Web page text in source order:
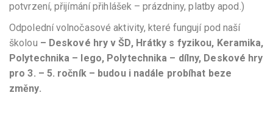
potvrzení, přijímání přihlášek – prázdniny, platby apod.)
Odpolední volnočasové aktivity, které fungují pod naší
školou – Deskové hry v ŠD, Hrátky s fyzikou, Keramika,
Polytechnika – lego, Polytechnika – dílny, Deskové hry
pro 3. – 5. ročník – budou i nadále probíhat beze
změny.